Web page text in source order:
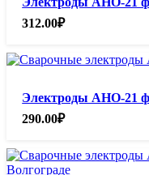
312.00₽
Электроды АНО-21
290.00₽